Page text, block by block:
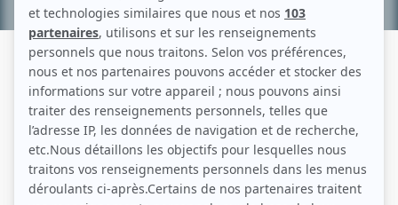
LA MAISONNÉE: BEN À PARTIR
D'ASTHEURE
Description sommaire de l'histoire
Monologue d'une femme sur les suites de son divorce et les moyens qu'elle a
pris pour refaire surface.
(Source: Répertoire des séries, feuilletons et téléromans québécois, Jean-Yves